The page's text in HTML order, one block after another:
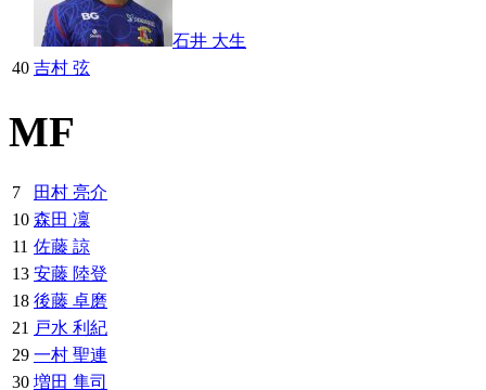
石井 大生
40 吉村 弦
MF
7
田村 亮介
10 森田 凜
11 佐藤 諒
13 安藤 陸登
18 後藤 卓磨
21 戸水 利紀
29 一村 聖連
30 増田 隼司